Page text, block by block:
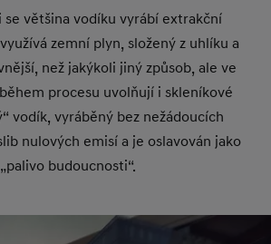
se většina vodíku vyrábí extrakční
zemní plyn, složený z uhlíku a
než jakýkoli jiný způsob, ale ve
procesu uvolňují i skleníkové
vodík, vyráběný bez nežádoucích
nulových emisí a je oslavován jako
„palivo budoucnosti“.